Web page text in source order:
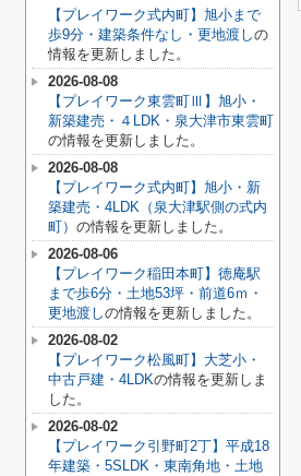
【プレイワーク式内町】旭小まで
歩9分・建築条件なし・更地渡しの
情報を更新しました。
2026-08-08
【プレイワーク東雲町Ⅲ】旭小・
新築建売・４LDK・泉大津市東雲町
の情報を更新しました。
2026-08-08
【プレイワーク式内町】旭小・新
築建売・4LDK（泉大津駅側の式内
町） の情報を更新しました。
2026-08-06
【プレイワーク稲田本町】徳庵駅
まで歩6分・土地53坪・前道6ｍ・
更地渡しの情報を更新しました。
2026-08-02
【プレイワーク松風町】大芝小・
中古戸建・4LDKの情報を更新しま
した。
2026-08-02
【プレイワーク引野町2丁】平成18
年建築・5SLDK・東南角地・土地